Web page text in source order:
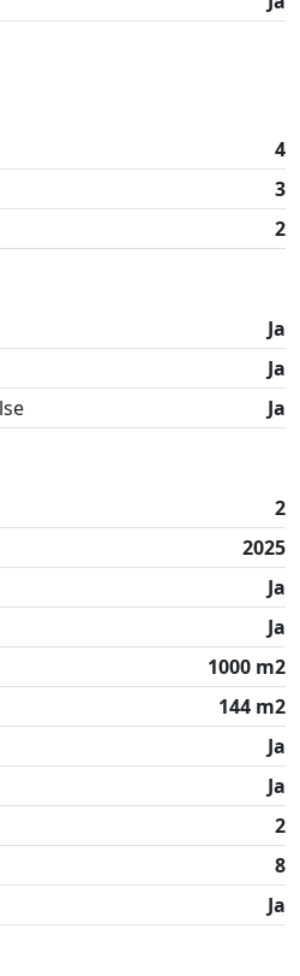
oplev det hele ved at booke
– vi står klar til at hjælpe!
4
3
2
Ja
Ja
Ja
2
2025
Ja
Ja
1000 m2
144 m2
Ja
Ja
2
8
Ja